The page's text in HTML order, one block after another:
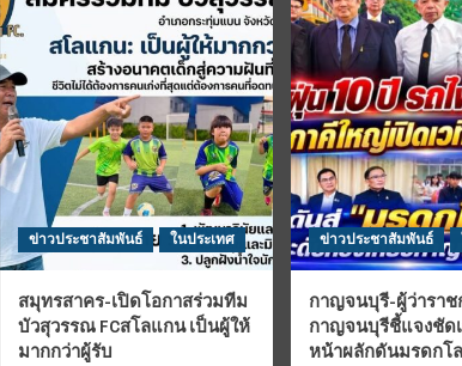
ข่าวประชาสัมพันธ์ ในประเทศ
สมุทรสาคร-เปิดโอกาสร่วมทีม
บัวสุวรรณ FCสโลแกน เป็นผู้ให้
มากกว่าผู้รับ
ข่าวประชาสัมพันธ์
กาญจนบุรี-ผู้ว่าราช
กาญจนบุรีชี้แจงชัด
หน้าผลักดันมรดกโ